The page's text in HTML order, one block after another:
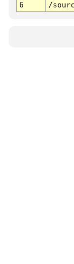
6
/